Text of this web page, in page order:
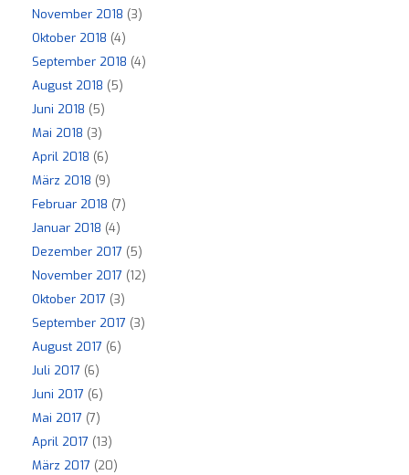
November 2018 (3)
Oktober 2018 (4)
September 2018 (4)
August 2018 (5)
Juni 2018 (5)
Mai 2018 (3)
April 2018 (6)
März 2018 (9)
Februar 2018 (7)
Januar 2018 (4)
Dezember 2017 (5)
November 2017 (12)
Oktober 2017 (3)
September 2017 (3)
August 2017 (6)
Juli 2017 (6)
Juni 2017 (6)
Mai 2017 (7)
April 2017 (13)
März 2017 (20)